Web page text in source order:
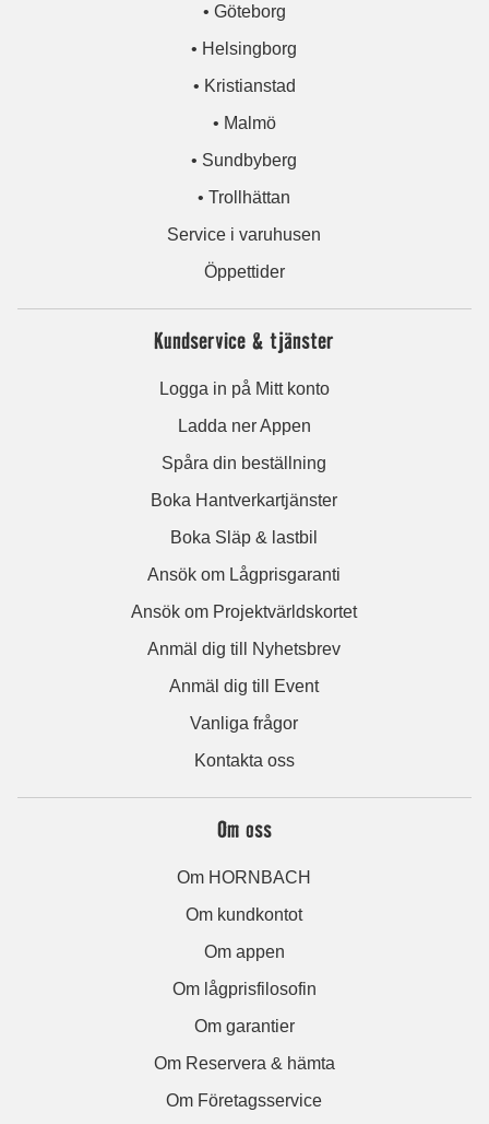
• Göteborg
• Helsingborg
• Kristianstad
• Malmö
• Sundbyberg
• Trollhättan
Service i varuhusen
Öppettider
Kundservice & tjänster
Logga in på Mitt konto
Ladda ner Appen
Spåra din beställning
Boka Hantverkartjänster
Boka Släp & lastbil
Ansök om Lågprisgaranti
Ansök om Projektvärldskortet
Anmäl dig till Nyhetsbrev
Anmäl dig till Event
Vanliga frågor
Kontakta oss
Om oss
Om HORNBACH
Om kundkontot
Om appen
Om lågprisfilosofin
Om garantier
Om Reservera & hämta
Om Företagsservice